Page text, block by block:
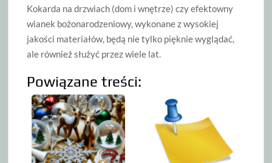
Kokarda na drzwiach (dom i wnętrze) czy efektowny
wianek bożonarodzeniowy, wykonane z wysokiej
jakości materiałów, będą nie tylko pięknie wyglądać,
ale również służyć przez wiele lat.
Powiązane treści: